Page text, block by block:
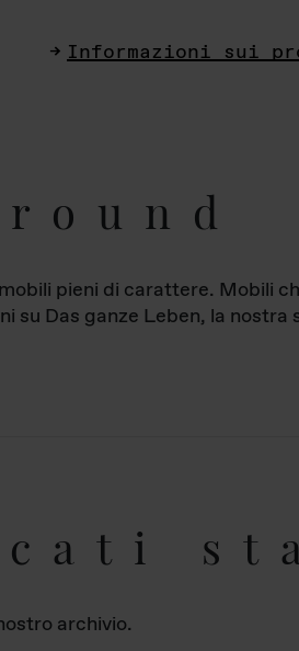
Informazioni sui
pieni di carattere. Mobili
su Das ganze Leben, la
archivio.